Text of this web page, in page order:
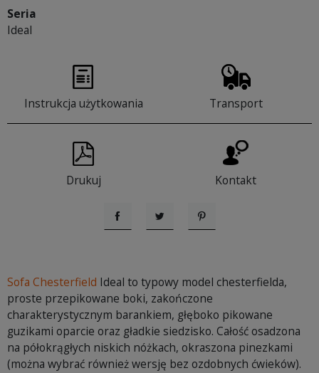
Seria
Ideal
Instrukcja użytkowania Transport
Drukuj Kontakt
UdostępnijTweetujPinterest
Sofa Chesterfield Ideal to typowy model chesterfielda,
proste przepikowane boki, zakończone
charakterystycznym barankiem, głęboko pikowane
guzikami oparcie oraz gładkie siedzisko. Całość osadzona
na półokrągłych niskich nóżkach, okraszona pinezkami
(można wybrać również wersję bez ozdobnych ćwieków).